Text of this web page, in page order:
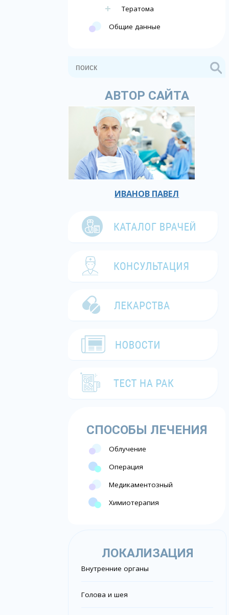
Тератома
Общие данные
АВТОР САЙТА
ИВАНОВ ПАВЕЛ
СПОСОБЫ ЛЕЧЕНИЯ
Облучение
Операция
Медикаментозный
Химиотерапия
ЛОКАЛИЗАЦИЯ
Внутренние органы
Голова и шея